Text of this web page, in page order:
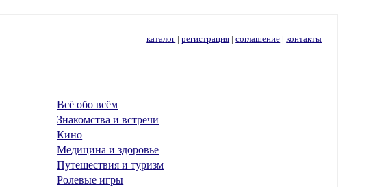
каталог |регистрация |соглашение |контакты
Всё обо всём
Знакомства и встречи
Кино
Медицина и здоровье
Путешествия и туризм
Ролевые игры